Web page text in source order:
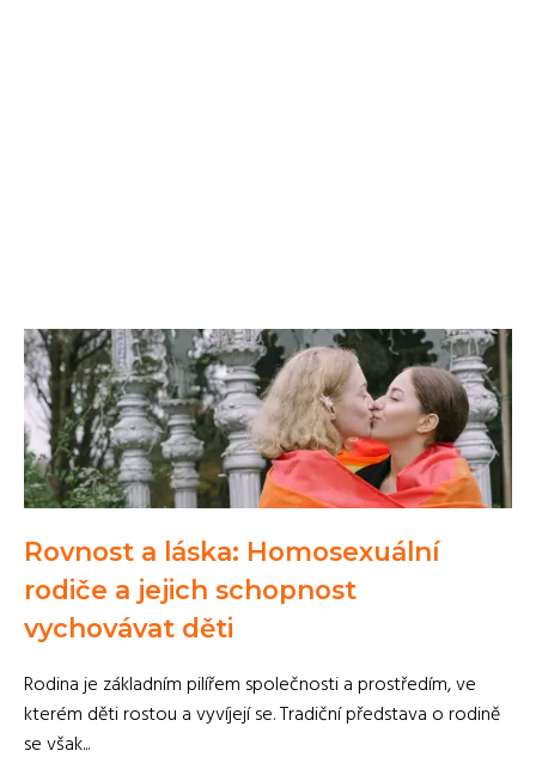
Rovnost a láska: Homosexuální
rodiče a jejich schopnost
vychovávat děti
Rodina je základním pilířem společnosti a prostředím, ve
kterém děti rostou a vyvíjejí se. Tradiční představa o rodině
se však...